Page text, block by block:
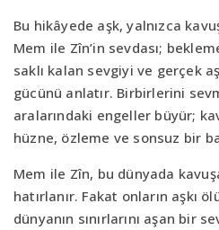
Bu hikâyede aşk, yalnızca
Mem ile Zîn’in sevdası;
saklı kalan sevgiyi ve gerçek
gücünü anlatır. Birbirlerini
aralarındaki engeller büyür;
hüzne, özleme ve sonsuz bir
Mem ile Zîn, bu dünyada
hatırlanır. Fakat onların aşkı
dünyanın sınırlarını aşan bir